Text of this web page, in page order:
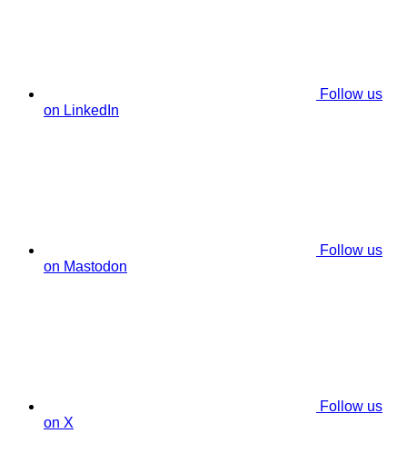
Follow us
on LinkedIn
Follow us
on Mastodon
Follow us
on X